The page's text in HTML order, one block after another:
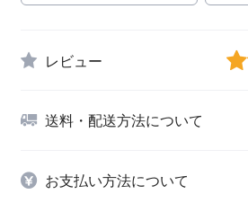
レビュー
送料・配送方法について
お支払い方法について